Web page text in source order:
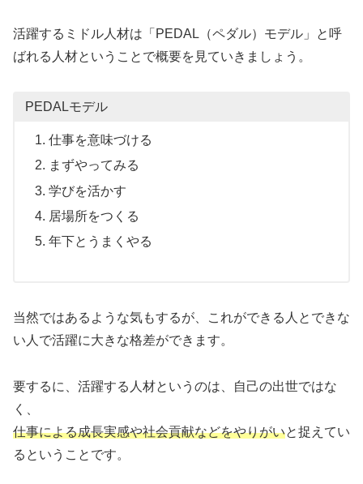
活躍するミドル人材は「PEDAL（ペダル）モデル」と呼
ばれる人材ということで概要を見ていきましょう。
PEDALモデル
仕事を意味づける
まずやってみる
学びを活かす
居場所をつくる
年下とうまくやる
当然ではあるような気もするが、これができる人とできな
い人で活躍に大きな格差ができます。
要するに、活躍する人材というのは、自己の出世ではな
く、
仕事による成長実感や社会貢献などをやりがいと捉えてい
るということです。